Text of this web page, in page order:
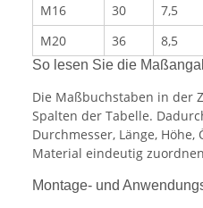
M16
30 7,5
M20
36 8,5
So lesen Sie die
Die Maßbuchstaben in der
Spalten der Tabelle.
Durchmesser, Länge,
Material eindeutig
Montage- und